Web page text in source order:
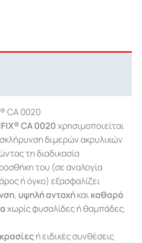
CA 0020
CA 0020xρησιμοποιείται
διμερών ακρυλικών
τη διαδικασία
του (σε αναλογία
ή όγκο) εξασφαλίζει
, υψηλή αντοχήκαικαθαρό
χωρίς φυσαλίδες ή θαμπάδες.
ή ειδικές συνθέσεις